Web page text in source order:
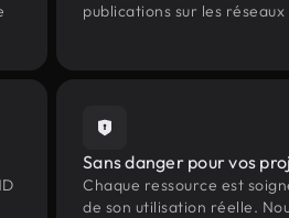
publications sur les
Sans danger pour vos
Chaque ressource est
de son utilisation réelle.